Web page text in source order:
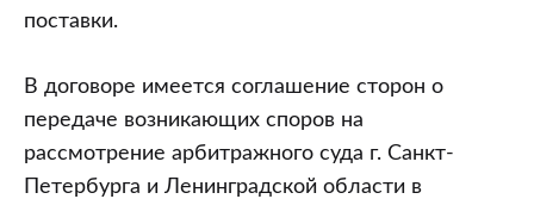
поставки.
В договоре имеется соглашение сторон о
передаче возникающих споров на
рассмотрение арбитражного суда г. Санкт-
Петербурга и Ленинградской области в